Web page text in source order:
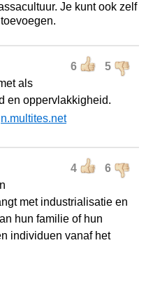
Je kunt ook zelf
6 5
als
en oppervlakkigheid.
4 6
met industrialisatie en
hun familie of hun
individuen vanaf het